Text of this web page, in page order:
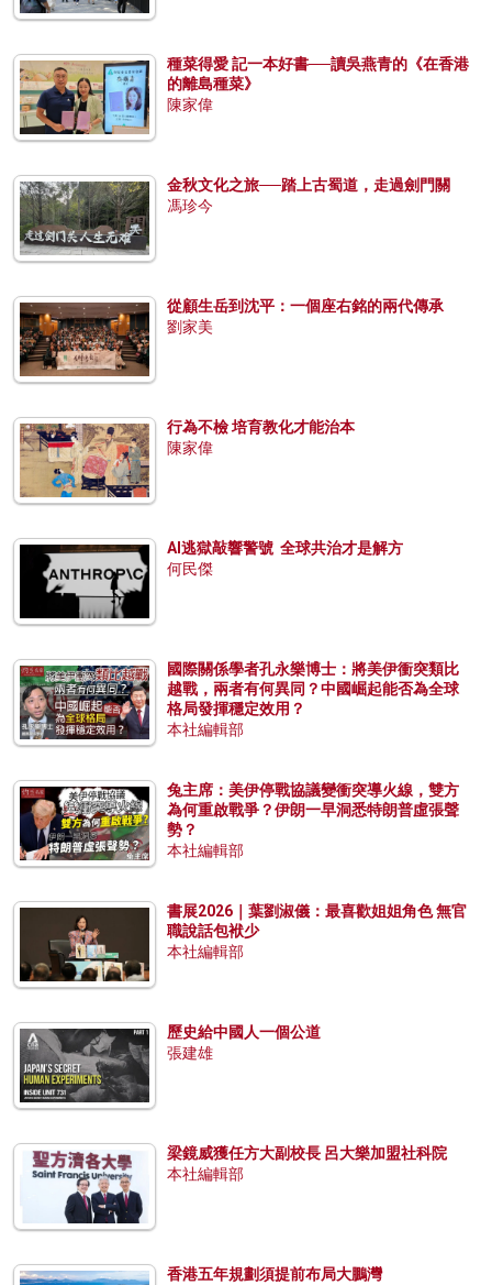
種菜得愛 記一本好書──讀吳燕青的《在香港
的離島種菜》
陳家偉
金秋文化之旅──踏上古蜀道，走過劍門關
馮珍今
從顧生岳到沈平：一個座右銘的兩代傳承
劉家美
行為不檢 培育教化才能治本
陳家偉
AI逃獄敲響警號 全球共治才是解方
何民傑
國際關係學者孔永樂博士：將美伊衝突類比
越戰，兩者有何異同？中國崛起能否為全球
格局發揮穩定效用？
本社編輯部
兔主席：美伊停戰協議變衝突導火線，雙方
為何重啟戰爭？伊朗一早洞悉特朗普虛張聲
勢？
本社編輯部
書展2026｜葉劉淑儀：最喜歡姐姐角色 無官
職說話包袱少
本社編輯部
歷史給中國人一個公道
張建雄
梁鏡威獲任方大副校長 呂大樂加盟社科院
本社編輯部
香港五年規劃須提前布局大鵬灣